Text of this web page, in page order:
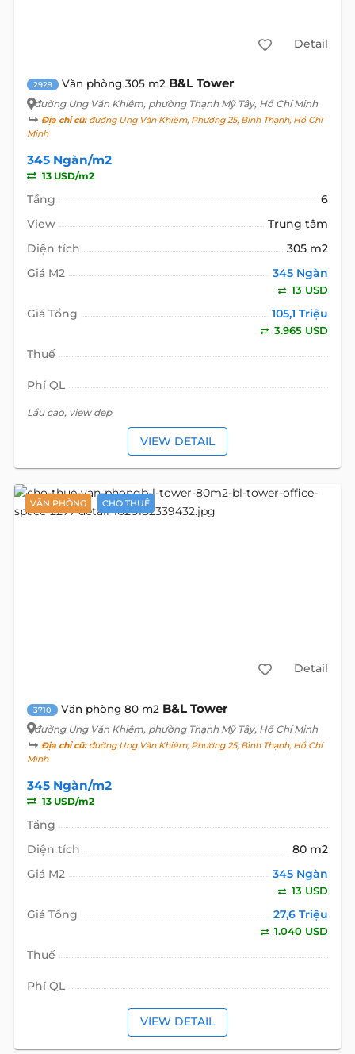
Detail
2929 Văn phòng 305 m2 B&L Tower
đường Ung Văn Khiêm, phường Thạnh Mỹ Tây, Hồ Chí Minh
Địa chỉ cũ:đường Ung Văn Khiêm, Phường 25, Bình Thạnh, Hồ Chí
Minh
345 Ngàn/m2
13 USD/m2
Tầng
6
View
Trung tâm
Diện tích
305 m2
Giá M2
345 Ngàn
13 USD
Giá Tổng 105,1 Triệu
3.965 USD
Thuế
Phí QL
Lầu cao, view đẹp
VIEW DETAIL
VĂN PHÒNG CHO THUÊ
Detail
3710 Văn phòng 80 m2 B&L Tower
đường Ung Văn Khiêm, phường Thạnh Mỹ Tây, Hồ Chí Minh
Địa chỉ cũ:đường Ung Văn Khiêm, Phường 25, Bình Thạnh, Hồ Chí
Minh
345 Ngàn/m2
13 USD/m2
Tầng
Diện tích
80 m2
Giá M2
345 Ngàn
13 USD
Giá Tổng 27,6 Triệu
1.040 USD
Thuế
Phí QL
VIEW DETAIL